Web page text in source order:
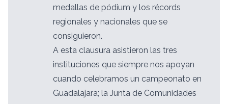
medallas de pódium y los récords
regionales y nacionales que se
consiguieron.
A esta clausura asistieron las tres
instituciones que siempre nos apoyan
cuando celebramos un campeonato en
Guadalajara; la Junta de Comunidades